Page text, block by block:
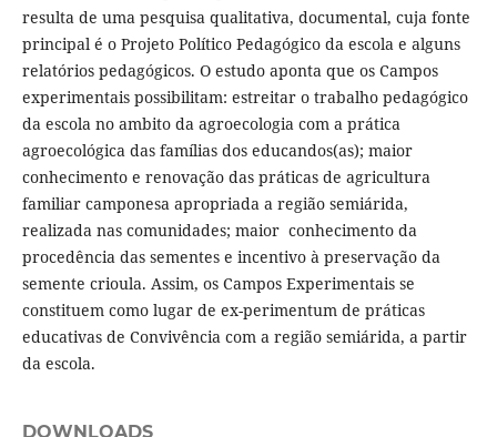
resulta de uma pesquisa qualitativa, documental, cuja fonte
principal é o Projeto Político Pedagógico da escola e alguns
relatórios pedagógicos. O estudo aponta que os Campos
experimentais possibilitam: estreitar o trabalho pedagógico
da escola no ambito da agroecologia com a prática
agroecológica das famílias dos educandos(as); maior
conhecimento e renovação das práticas de agricultura
familiar camponesa apropriada a região semiárida,
realizada nas comunidades; maior conhecimento da
procedência das sementes e incentivo à preservação da
semente crioula. Assim, os Campos Experimentais se
constituem como lugar de ex-perimentum de práticas
educativas de Convivência com a região semiárida, a partir
da escola.
DOWNLOADS